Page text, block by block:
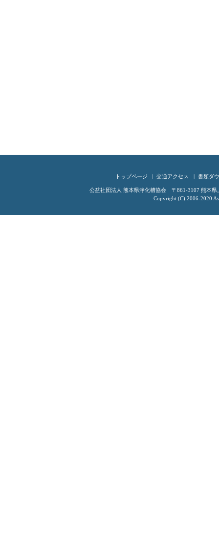
トップページ 交通アクセス 書類ダ
公益社団法人 熊本県浄化槽協会 〒861-3107 熊本
Copyright (C) 2006-2020